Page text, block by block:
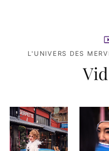
L'UNIVERS DES